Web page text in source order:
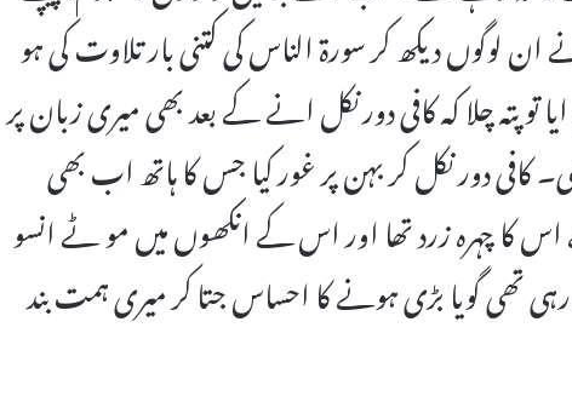
ان لوگوں دیکھ کر سورۃ الناس کی کتنی بار تلاوت کی ہو
تو پتہ چلا کہ کافی دور نکل انے کے بعد بھی میری زبان پر
دور نکل کر بہن پر غور کیا جس کا ہاتھ اب بھی
کا چہرہ زرد تھا اور اس کے انکھوں میں مو ٹے انسو
تھی گویا بڑی ہونے کا احساس جتا کر میری ہمت بند